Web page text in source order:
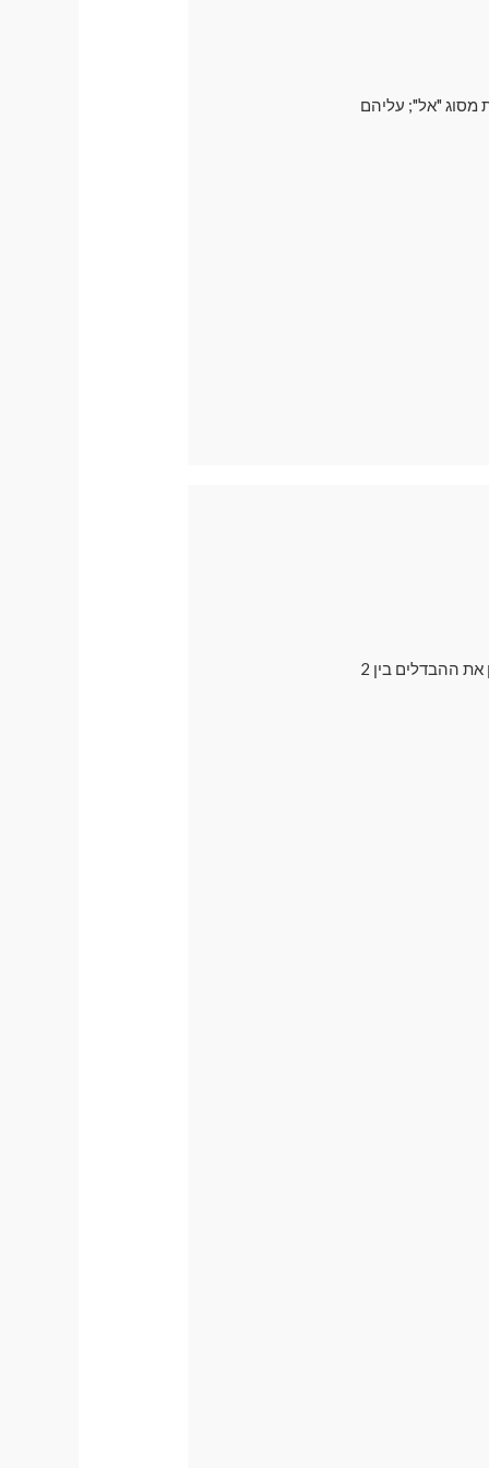
מסוג "אל"; עליהם
בדרך כלל אנו ממליצים לרכישה על וילונות מגנטיים עם פתח למראה , אך רבים עדיין רוצים להבין את ההבדלים בין 2